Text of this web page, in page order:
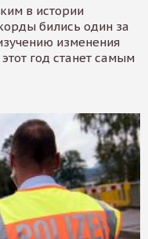
в истории
бились один за
изменения
год станет самым